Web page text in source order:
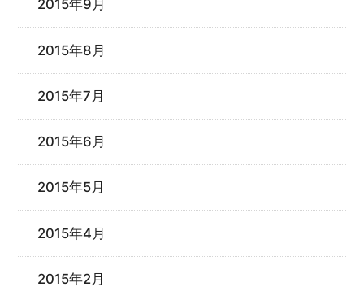
2015年9月
2015年8月
2015年7月
2015年6月
2015年5月
2015年4月
2015年2月